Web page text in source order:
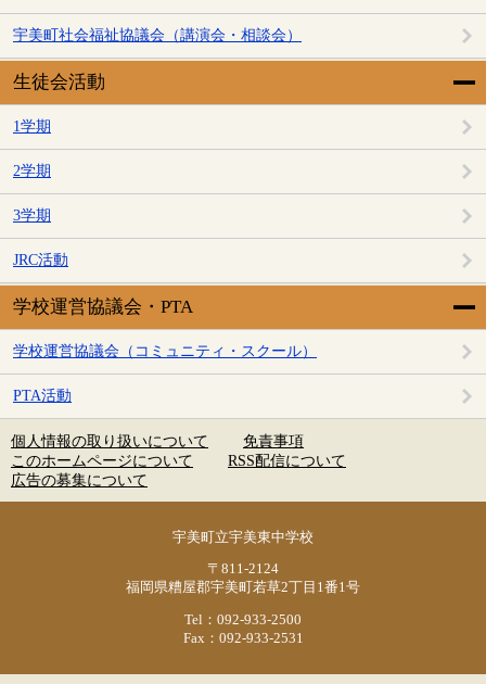
宇美町社会福祉協議会（講演会・相談会）
生徒会活動
1学期
2学期
3学期
JRC活動
学校運営協議会・PTA
学校運営協議会（コミュニティ・スクール）
PTA活動
個人情報の取り扱いについて
免責事項
このホームページについて
RSS配信について
広告の募集について
宇美町立宇美東中学校
〒811-2124
福岡県糟屋郡宇美町若草2丁目1番1号
Tel：092-933-2500
Fax：092-933-2531